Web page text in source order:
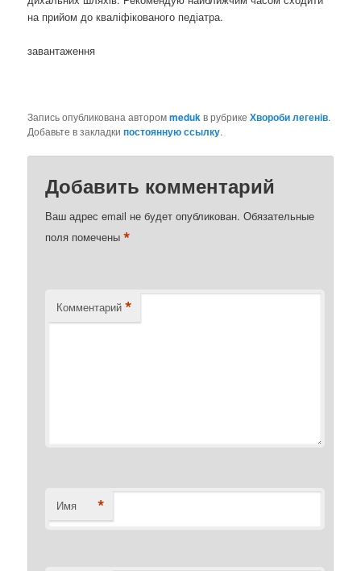
на прийом до кваліфікованого педіатра.
завантаження
Запись опубликована авторомmedukв рубрикеХвороби легенів.
Добавьте в закладкипостоянную ссылку.
Добавить комментарий
Ваш адрес email не будет опубликован. Обязательные
поля помечены*
Комментарий *
Имя *